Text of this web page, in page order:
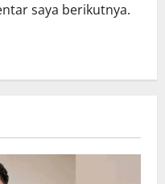
saya berikutnya.